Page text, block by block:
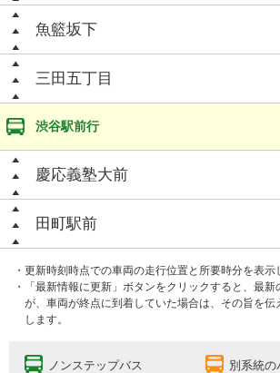
魚籃坂下
三田五丁目
渋谷駅前行
慶応義塾大前
田町駅前
・更新時刻時点での車両の走行位置と所要時分を表示
・「最新情報に更新」ボタンをクリックすると、最
が、車両が終点に到着していた場合は、その旨を伝
します。
ノンステップバス 別系統の